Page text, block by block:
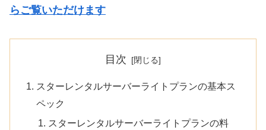
らご覧いただけます
目次
スターレンタルサーバーライトプランの基本ス
ペック
スターレンタルサーバーライトプランの料